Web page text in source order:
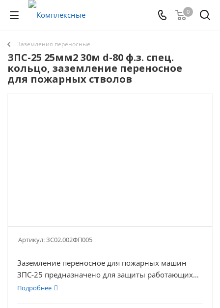
0
Заземления переносные
ЗПС-25 25мм2 30м d-80 ф.з. спец.
кольцо, заземление переносное
для пожарных стволов
Артикул:ЗС02.002ФП005
Заземление переносное для пожарных машин
ЗПС-25 предназначено для защиты работающих
на пожарных машинах при попадании струи из
Подробнее